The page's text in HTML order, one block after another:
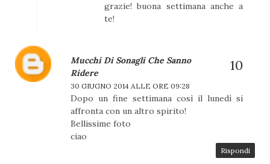
grazie! buona settimana anche a
te!
Mucchi Di Sonagli Che Sanno
Ridere
30 GIUGNO 2014 ALLE ORE 09:28
Dopo un fine settimana così il lunedì si
affronta con un altro spirito!
Bellissime foto
ciao
Rispondi